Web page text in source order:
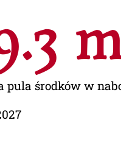
pula środków w